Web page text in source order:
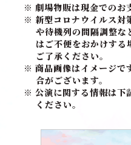
※ 劇場物販は現金でのお
※ 新型コロナウイルス対
や待機列の間隔調整な
はご不便をおかけする
ご了承ください。
※ 商品画像はイメージで
合がございます。
※ 公演に関する情報は下
ください。